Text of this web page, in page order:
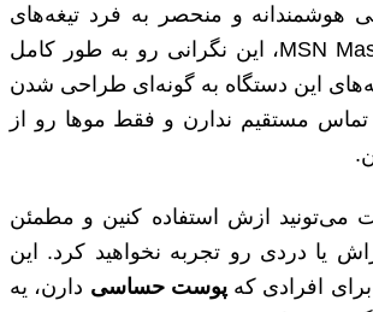
هوشمندانه و منحصر به فرد تیغه‌های
دوگانه در MSN Mason H3، این نگرانی رو به طور کامل
این دستگاه به گونه‌ای طراحی شدن
مستقیم ندارن و فقط موها رو از
می‌تونید ازش استفاده کنین و مطمئن
یا دردی رو تجربه نخواهید کرد. این
افرادی کهپوست حساسی دارن، یه